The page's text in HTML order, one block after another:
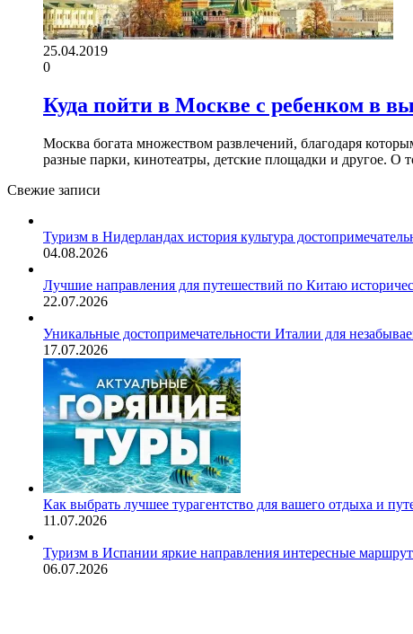
25.04.2019
0
Куда пойти в Москве с ребенком в
Москва богата множеством развлечений, благодаря
разные парки, кинотеатры, детские площадки и другое. О
Свежие записи
Туризм в Нидерландах история культура
04.08.2026
Лучшие направления для путешествий по Китаю
22.07.2026
Уникальные достопримечательности Италии для
17.07.2026
Как выбрать лучшее турагентство для вашего отдыха и
11.07.2026
Туризм в Испании яркие направления интересные
06.07.2026